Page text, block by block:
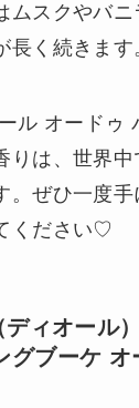
ムスクやバ
く続きます
ル オードゥ
りは、世界中
。ぜひ一度
ください♡
ィオール
グブーケ オ